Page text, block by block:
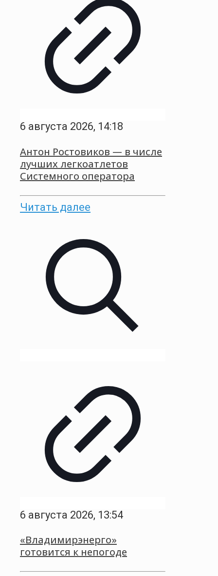
6 августа 2026, 14:18
Антон Ростовиков — в числе
лучших легкоатлетов
Системного оператора
Читать далее
6 августа 2026, 13:54
«Владимирэнерго»
готовится к непогоде